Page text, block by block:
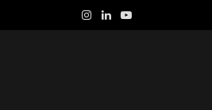
Instagram
LinkedInYouTube